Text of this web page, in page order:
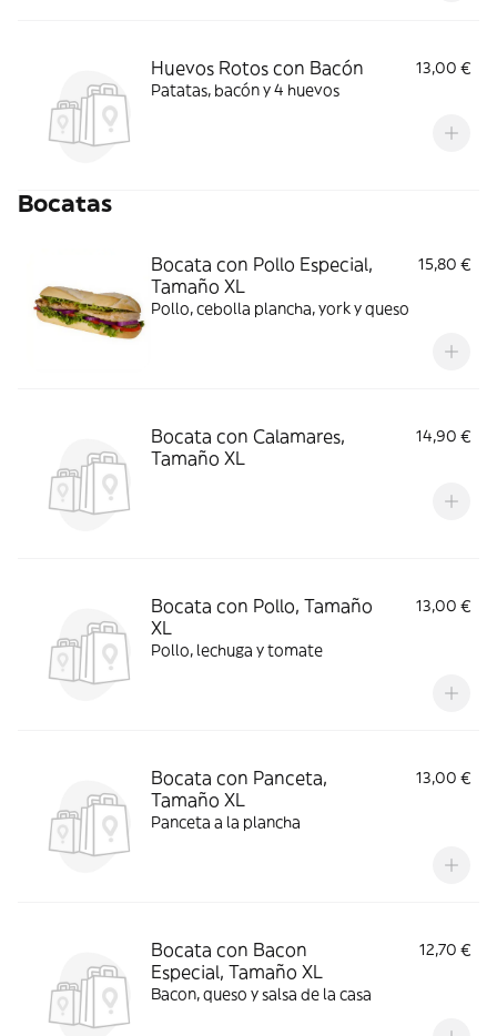
Huevos Rotos con Bacón
13,00 €
Patatas, bacón y 4 huevos
Bocatas
Bocata con Pollo Especial,
Tamaño XL
15,80 €
Pollo, cebolla plancha, york y queso
Bocata con Calamares,
Tamaño XL
14,90 €
Bocata con Pollo, Tamaño
XL
13,00 €
Pollo, lechuga y tomate
Bocata con Panceta,
Tamaño XL
13,00 €
Panceta a la plancha
Bocata con Bacon
Especial, Tamaño XL
12,70 €
Bacon, queso y salsa de la casa